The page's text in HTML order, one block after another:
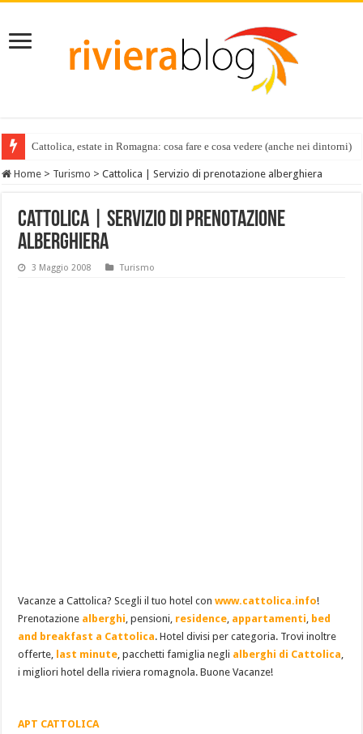
Cattolica, estate in Romagna: cosa fare e cosa vedere (anche nei dintorni)
Home > Turismo > Cattolica | Servizio di prenotazione alberghiera
Cattolica | Servizio di prenotazione
alberghiera
3 Maggio 2008 Turismo
Vacanze a Cattolica? Scegli il tuo hotel conwww.cattolica.info!
Prenotazione alberghi, pensioni, residence, appartamenti, bed
and breakfast a Cattolica. Hotel divisi per categoria. Trovi inoltre
offerte, last minute, pacchetti famiglia negli alberghi di Cattolica,
i migliori hotel della riviera romagnola. Buone Vacanze!
APT CATTOLICA